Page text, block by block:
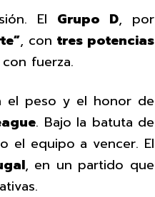
El Grupo D, por
, con tres potencias
fuerza.
el peso y el honor de
. Bajo la batuta de
el equipo a vencer. El
, en un partido que